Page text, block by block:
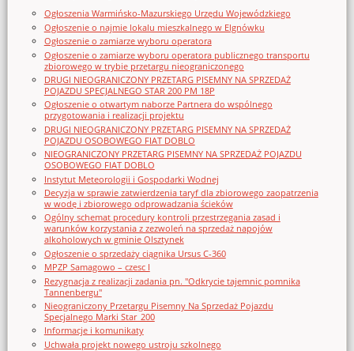
Ogłoszenia Warmińsko-Mazurskiego Urzędu Wojewódzkiego
Ogłoszenie o najmie lokalu mieszkalnego w Elgnówku
Ogłoszenie o zamiarze wyboru operatora
Ogłoszenie o zamiarze wyboru operatora publicznego transportu
zbiorowego w trybie przetargu nieograniczonego
DRUGI NIEOGRANICZONY PRZETARG PISEMNY NA SPRZEDAŻ
POJAZDU SPECJALNEGO STAR 200 PM 18P
Ogłoszenie o otwartym naborze Partnera do wspólnego
przygotowania i realizacji projektu
DRUGI NIEOGRANICZONY PRZETARG PISEMNY NA SPRZEDAŻ
POJAZDU OSOBOWEGO FIAT DOBLO
NIEOGRANICZONY PRZETARG PISEMNY NA SPRZEDAŻ POJAZDU
OSOBOWEGO FIAT DOBLO
Instytut Meteorologii i Gospodarki Wodnej
Decyzja w sprawie zatwierdzenia taryf dla zbiorowego zaopatrzenia
w wodę i zbiorowego odprowadzania ścieków
Ogólny schemat procedury kontroli przestrzegania zasad i
warunków korzystania z zezwoleń na sprzedaż napojów
alkoholowych w gminie Olsztynek
Ogłoszenie o sprzedaży ciągnika Ursus C-360
MPZP Samagowo – czesc I
Rezygnacja z realizacji zadania pn. "Odkrycie tajemnic pomnika
Tannenbergu"
Nieograniczony Przetargu Pisemny Na Sprzedaż Pojazdu
Specjalnego Marki Star_200
Informacje i komunikaty
Uchwała projekt nowego ustroju szkolnego